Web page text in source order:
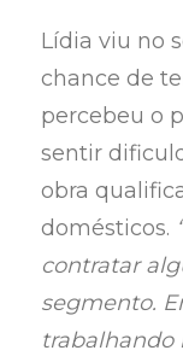
Lídia viu no
chance de
percebeu o
sentir
obra
domésticos.
contratar
segmento.
trabalhando